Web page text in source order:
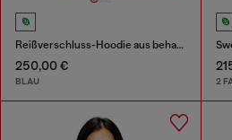
Reißverschluss-Hoodie aus behandeltem Baumwollfleece
250,00 €
BLAU 2